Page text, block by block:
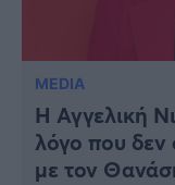
MEDIA
Η Αγγελική
λόγο που δεν
με τον